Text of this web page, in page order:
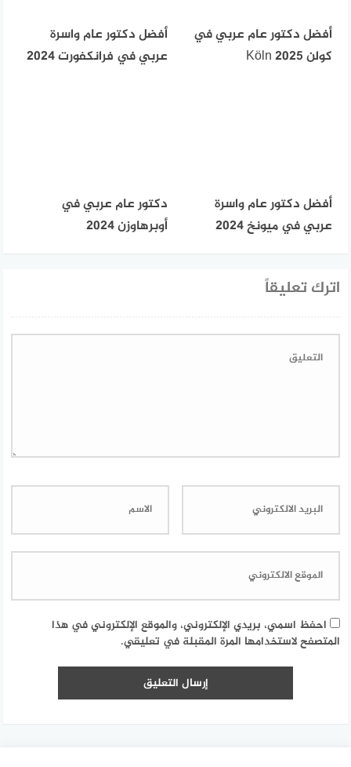
أفضل دكتور عام عربي في
كولن Köln 2025
أفضل دكتور عام واسرة
عربي في فرانكفورت 2024
أفضل دكتور عام واسرة
عربي في ميونخ 2024
دكتور عام عربي في
أوبرهاوزن 2024
اترك تعليقاً
احفظ اسمي، بريدي الإلكتروني، والموقع الإلكتروني في هذا
المتصفح لاستخدامها المرة المقبلة في تعليقي.